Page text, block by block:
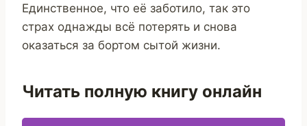
Единственное, что её заботило, так это
страх однажды всё потерять и снова
оказаться за бортом сытой жизни.
Читать полную книгу онлайн